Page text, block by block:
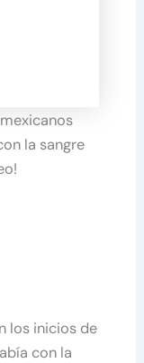
la sangre
los inicios de
con la